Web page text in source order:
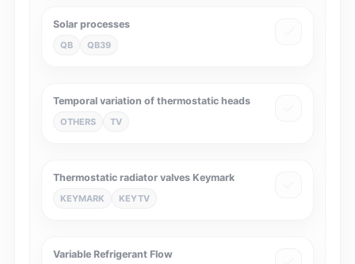
Solar processes
QB QB39
Temporal variation of thermostatic heads
OTHERS TV
Thermostatic radiator valves Keymark
KEYMARK KEYTV
Variable Refrigerant Flow